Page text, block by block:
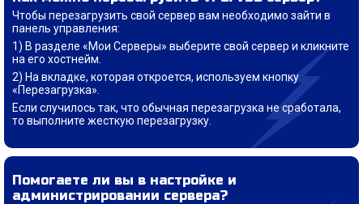
Чтобы перезагрузить свой сервер вам необходимо зайти в
панель управления:
В разделе «Мои Серверы» выберите свой сервер и кликните
на его хостнейм.
На вкладке, которая откроется, используем кнопку
«Перезагрузка».
Если случилось так, что обычная перезагрузка не сработала,
то выполните жесткую перезагрузку.
Помогаете ли вы в настройке и
администрировании сервера?